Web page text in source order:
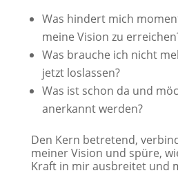
Was hindert mich
meine Vision zu
Was brauche ich nicht
jetzt loslassen?
Was ist schon da und
anerkannt werden?
Den Kern betretend,
meiner Vision und spüre,
Kraft in mir ausbreitet und